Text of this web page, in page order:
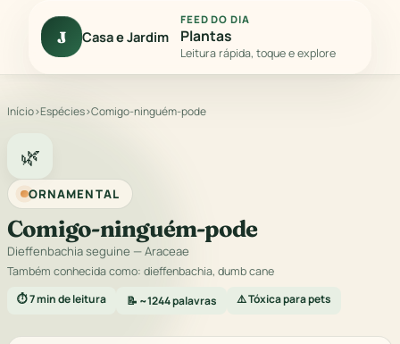
J Casa e Jardim
FEED DO DIA
Plantas
Leitura rápida, toque e explore
Início›Espécies›Comigo-ninguém-pode
🌿
ORNAMENTAL
Comigo-ninguém-pode
Dieffenbachia seguine — Araceae
Também conhecida como: dieffenbachia, dumb cane
⏱️ 7 min de leitura
📝 ~1244 palavras ⚠️ Tóxica para pets